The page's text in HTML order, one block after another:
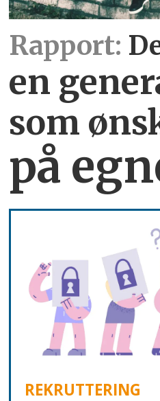
Rapport:
en
som
på
REKRUTTERING